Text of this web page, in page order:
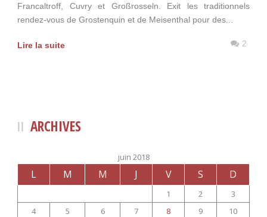
Francaltroff, Cuvry et Großrosseln. Exit les traditionnels
rendez-vous de Grostenquin et de Meisenthal pour des...
Lire la suite 2
ARCHIVES
juin 2018
L M M J V S D
1 2
3
4
5 6 7 8 9
10